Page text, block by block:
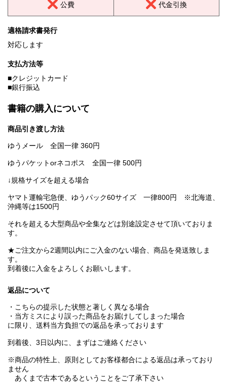
公費 代金引換
適格請求書発行
対応します
支払方法等
■クレジットカード
■銀行振込
書籍の購入について
商品引き渡し方法
ゆうメール 全国一律 360円
ゆうパケットorネコポス 全国一律 500円
↓規格サイズを超える場合
ヤマト運輸宅急便、ゆうパック60サイズ 一律800円 ※北海道、
沖縄等は1500円
それを超える大型商品や全集などは別途設定させて頂いておりま
す。
★ご注文から2週間以内にご入金のない場合、商品を発送致しま
す。
到着後に入金をよろしくお願いします。
返品について
・こちらの提示した状態と著しく異なる場合
・当方ミスにより誤った商品をお届けしてしまった場合
に限り、送料当方負担での返品を承っております
到着後、3日以内に、まずはご連絡ください
※商品の特性上、原則としてお客様都合による返品は承っており
ません
あくまで古本であるということをご了承下さい